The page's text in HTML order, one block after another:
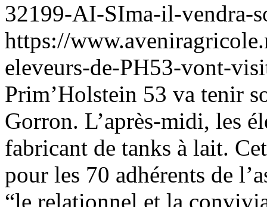
32199-AI-SIma-il-vendra-
https://
eleveurs-de-PH53-vont-
Prim’Holstein 53 va tenir
Gorron. L’après-midi, les
fabricant de tanks à lait.
pour les 70 adhérents de
“le relationnel et la